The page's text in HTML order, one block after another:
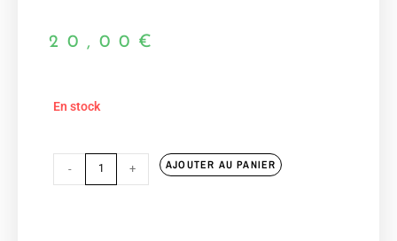
20,00 €
En stock
- + AJOUTER AU PANIER